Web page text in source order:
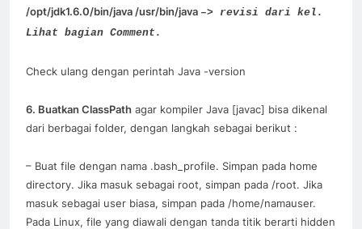
/opt/jdk1.6.0/bin/java /usr/bin/java –> revisi dari kel.
Lihat bagian Comment.
Check ulang dengan perintah Java -version
6. Buatkan ClassPath agar kompiler Java [javac] bisa dikenal
dari berbagai folder, dengan langkah sebagai berikut :
– Buat file dengan nama .bash_profile. Simpan pada home
directory. Jika masuk sebagai root, simpan pada /root. Jika
masuk sebagai user biasa, simpan pada /home/namauser.
Pada Linux, file yang diawali dengan tanda titik berarti hidden